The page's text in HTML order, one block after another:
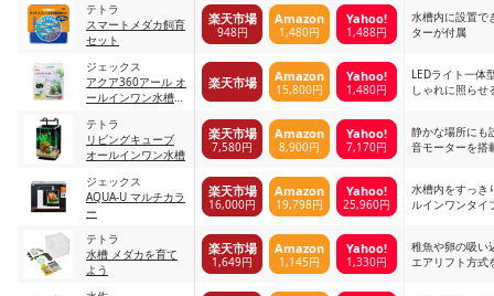
テトラ
スマートメダカ飼育
セット
楽天市場
948円
Amazon
1,480円
Yahoo!
1,488円
水槽内に設置で
ターが付属
ジェックス
アクア360アール オ
ールインワン水槽セ
楽天市場 Amazon
15,800円
Yahoo!
1,480円
LEDライト一体
しゃれに照らせ
テトラ
リビングキューブ
オールインワン水槽
楽天市場
7,580円
Amazon
8,900円
Yahoo!
7,170円
静かな場所にも
音モーターを搭
ジェックス
AQUA-U マルチカラ
ー
楽天市場
16,000円
Amazon
19,798円
Yahoo!
25,960円
水槽内をすっき
ルインワンタイ
テトラ
水槽 メダカを育て
よう
楽天市場
1,649円
Amazon
1,145円
Yahoo!
1,330円
稚魚や卵の吸い
エアリフト方式